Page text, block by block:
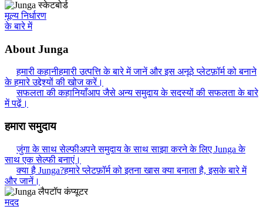
मूल्य निर्धारण
के बारे में
About Junga
हमारी कहानीहमारी उत्पत्ति के बारे में जानें और इस अनूठे प्लेटफ़ॉर्म को बनाने
के हमारे उद्देश्यों की खोज करें।
सफलता की कहानियाँआप जैसे अन्य समुदाय के सदस्यों की सफलता के बारे
में पढ़ें।
हमारा समुदाय
जुंगा के साथ सेल्फीअपने समुदाय के साथ साझा करने के लिए Junga के
साथ एक सेल्फी बनाएं।
क्या है Junga?हमारे प्लेटफ़ॉर्म को इतना खास क्या बनाता है, इसके बारे में
और जानें।
मदद